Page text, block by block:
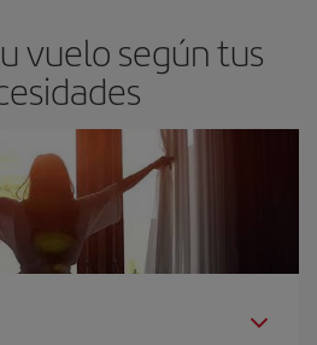
vuelo según tus